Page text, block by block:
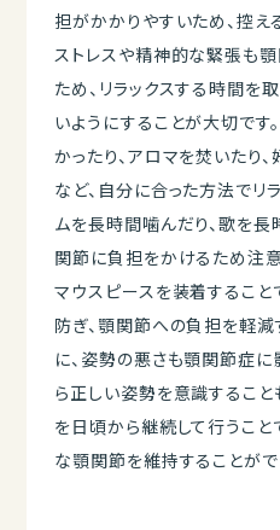
担がかかりやすいため、控え
ストレスや精神的な緊張も
ため、リラックスする時間を
いようにすることが大切です
かったり、アロマを焚いたり
など、自分に合った方法でリ
ムを長時間噛んだり、歌を長
関節に負担をかけるため注
マウスピースを装着すること
防ぎ、顎関節への負担を軽減
に、姿勢の悪さも顎関節症
ら正しい姿勢を意識すること
を日頃から継続して行うこと
な顎関節を維持することがで